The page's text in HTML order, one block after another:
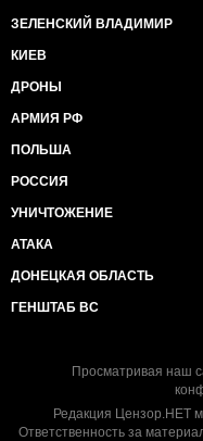
ЗЕЛЕНСКИЙ ВЛАДИМИР
КИЕВ
ДРОНЫ
АРМИЯ РФ
ПОЛЬША
РОССИЯ
УНИЧТОЖЕНИЕ
АТАКА
ДОНЕЦКАЯ ОБЛАСТЬ
ГЕНШТАБ ВС
Просматривая наш
Редакция Цензор.НЕТ
Ответственность за